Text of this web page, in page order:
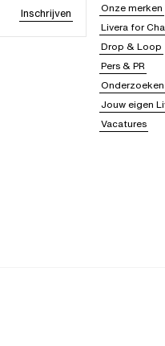
Inschrijven
Onze merken
Livera for
Drop & Loop
Pers & PR
Onderzoeken
Jouw eigen
Vacatures